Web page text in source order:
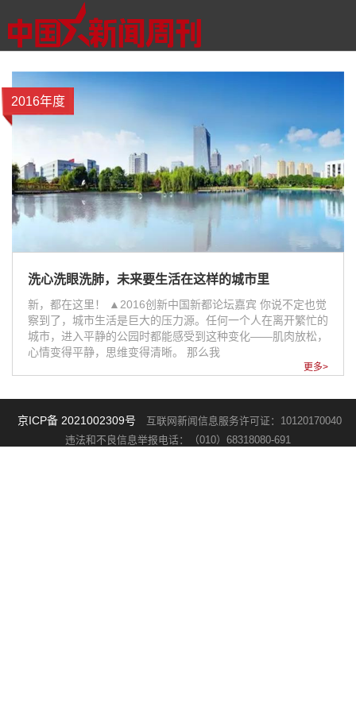
2016年度
洗心洗眼洗肺，未来要生活在这样的城市里
新，都在这里！ ▲2016创新中国新都论坛嘉宾 你说不定也觉
察到了，城市生活是巨大的压力源。任何一个人在离开繁忙的
城市，进入平静的公园时都能感受到这种变化——肌肉放松，
心情变得平静，思维变得清晰。 那么我
更多>
京ICP备 2021002309号 互联网新闻信息服务许可证：10120170040
违法和不良信息举报电话：（010）68318080-691